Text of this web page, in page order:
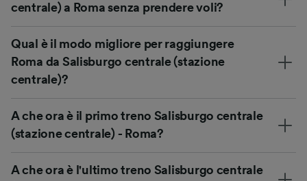
centrale) a Roma senza prendere voli?
Qual è il modo migliore per raggiungere
Roma da Salisburgo centrale (stazione
centrale)?
A che ora è il primo treno Salisburgo centrale
(stazione centrale) - Roma?
A che ora è l'ultimo treno Salisburgo centrale